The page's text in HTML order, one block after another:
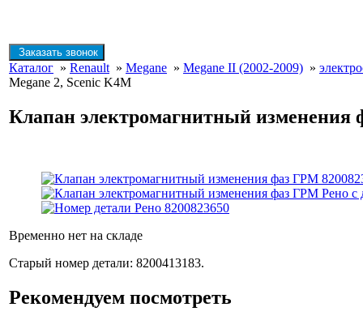
Заказать звонок
Каталог » Renault » Megane » Megane II (2002-2009) »
Megane 2, Scenic K4M
Клапан электромагнитный изменения
Временно нет на складе
Старый номер детали: 8200413183.
Рекомендуем посмотреть